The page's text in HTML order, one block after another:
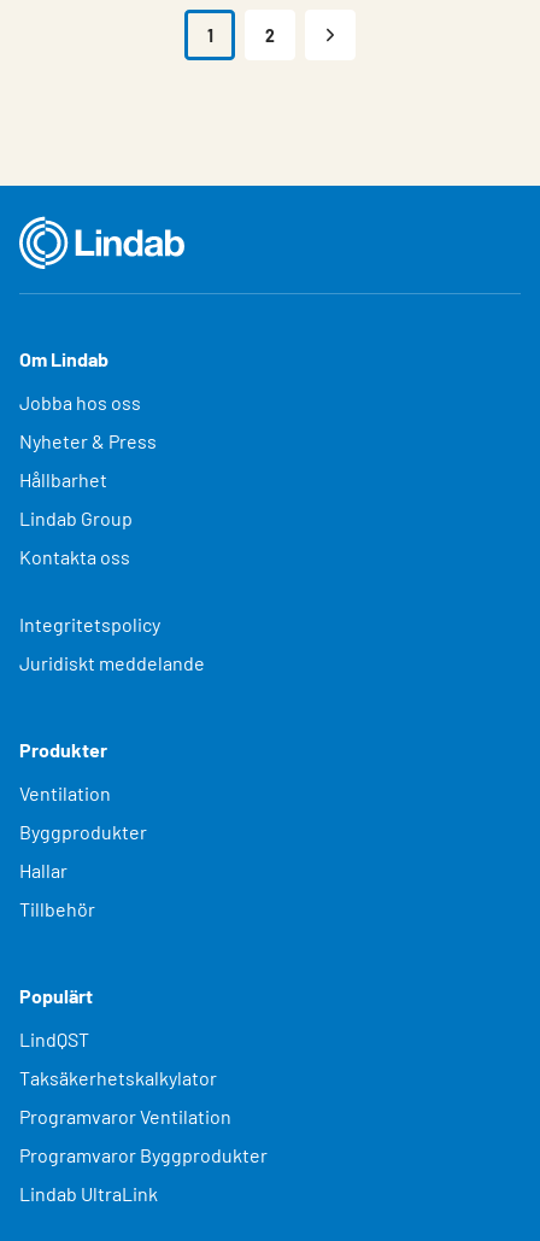
1 2
Om Lindab
Jobba hos oss
Nyheter & Press
Hållbarhet
Lindab Group
Kontakta oss
Integritetspolicy
Juridiskt meddelande
Produkter
Ventilation
Byggprodukter
Hallar
Tillbehör
Populärt
LindQST
Taksäkerhetskalkylator
Programvaror Ventilation
Programvaror Byggprodukter
Lindab UltraLink